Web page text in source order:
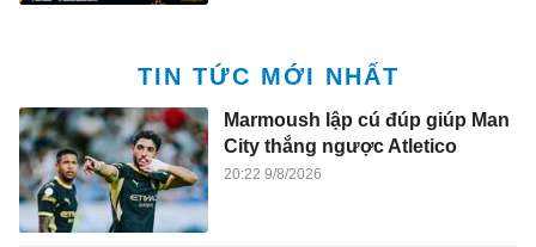
TIN TỨC MỚI NHẤT
Marmoush lập cú đúp giúp Man
City thắng ngược Atletico
20:22 9/8/2026